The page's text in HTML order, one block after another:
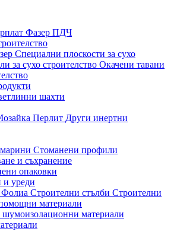
Фазер ПДЧ
Специални плоскости за сухо
за сухо строителство Окачени тавани
шахти
Перлит Други инертни
Стоманени профили
и съхранение
опаковки
уреди
Фолиа Строителни стълби Строителни
материали
шумоизолационни материали